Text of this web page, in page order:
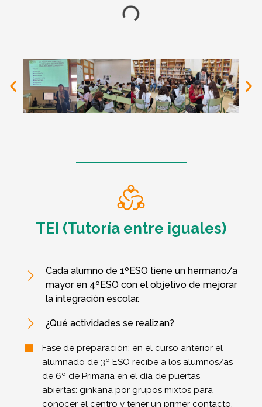
TEI (Tutoría entre iguales)
Cada alumno de 1ºESO tiene un hermano/a
mayor en 4ºESO con el objetivo de mejorar
la integración escolar.
¿Qué actividades se realizan?​​​
Fase de preparación: en el curso anterior el
alumnado de 3º ESO recibe a los alumnos/as
de 6º de Primaria en el día de puertas
abiertas: ginkana por grupos mixtos para
conocer el centro y tener un primer contacto.